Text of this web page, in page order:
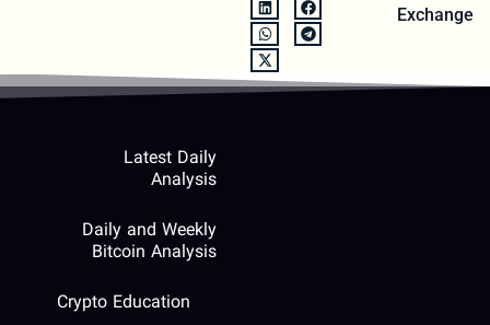
Exchange
Latest Daily
Analysis
Daily and Weekly
Bitcoin Analysis
Crypto Education